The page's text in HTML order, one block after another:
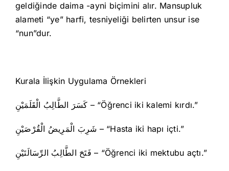
geldiğinde daima -ayni biçimini alır. Mansupluk
alameti “ye” harfi, tesniyeliği belirten unsur ise
“nun”dur.
Kurala İlişkin Uygulama Örnekleri
كَسَرَ الطَّالِبُ الْقَلَمَيْنِ – “Öğrenci iki kalemi kırdı.”
شَرِبَ الْمَرِيضُ الْقُرْصَيْنِ – “Hasta iki hapı içti.”
فَتَحَ الطَّالِبُ الرِّسَالَتَيْنِ – “Öğrenci iki mektubu açtı.”